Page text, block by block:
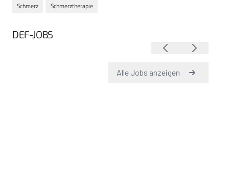
Schmerz Schmerztherapie
DEF-JOBS